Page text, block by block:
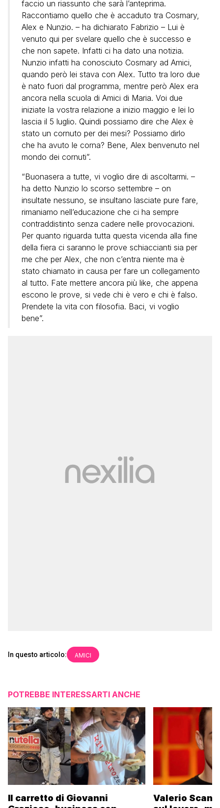
faccio un riassunto che sarà l’anteprima.
Raccontiamo quello che è accaduto tra Cosmary,
Alex e Nunzio. – ha dichiarato Fabrizio – Lui è
venuto qui per svelare quello che è successo e
che non sapete. Infatti ci ha dato una notizia.
Nunzio infatti ha conosciuto Cosmary ad Amici,
quando però lei stava con Alex. Tutto tra loro due
è nato fuori dal programma, mentre però Alex era
ancora nella scuola di Amici di Maria. Voi due
iniziate la vostra relazione a inizio maggio e lei lo
lascia il 5 luglio. Quindi possiamo dire che Alex è
stato un cornuto per dei mesi? Possiamo dirlo
che ha avuto le corna? Bene, Alex benvenuto nel
mondo dei cornuti”.
“Buonasera a tutte, vi voglio dire di ascoltarmi. –
ha detto Nunzio lo scorso settembre – on
insultate nessuno, se insultano lasciate pure fare,
rimaniamo nell’educazione che ci ha sempre
contraddistinto senza cadere nelle provocazioni.
Per quanto riguarda tutta questa vicenda alla fine
della fiera ci saranno le prove schiaccianti sia per
me che per Alex, che non c’entra niente ma è
stato chiamato in causa per fare un collegamento
al tutto. Fate mettere ancora più like, che appena
escono le prove, si vede chi è vero e chi è falso.
Prendete la vita con filosofia. Baci, vi voglio
bene”.
In questo articolo: AMICI
POTREBBE INTERESSARTI ANCHE
Il carretto di Giovanni
Valerio